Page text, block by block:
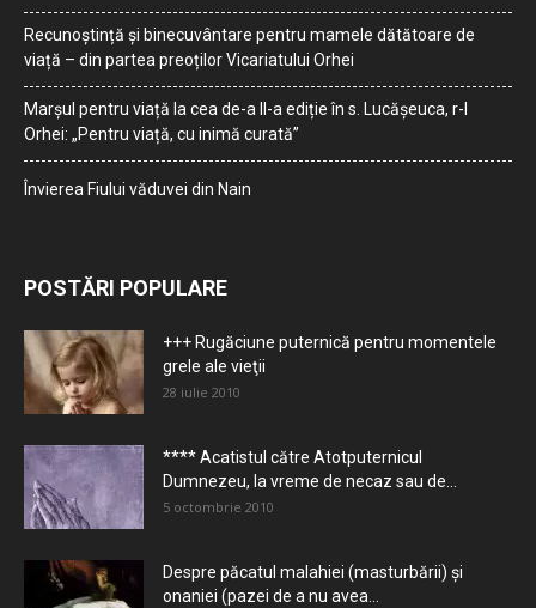
Recunoștință și binecuvântare pentru mamele dătătoare de
viață – din partea preoților Vicariatului Orhei
Marșul pentru viață la cea de-a II-a ediție în s. Lucășeuca, r-l
Orhei: „Pentru viață, cu inimă curată”
Învierea Fiului văduvei din Nain
POSTĂRI POPULARE
+++ Rugăciune puternică pentru momentele
grele ale vieţii
28 iulie 2010
**** Acatistul către Atotputernicul
Dumnezeu, la vreme de necaz sau de...
5 octombrie 2010
Despre păcatul malahiei (masturbării) şi
onaniei (pazei de a nu avea...